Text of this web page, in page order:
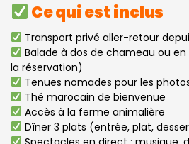
Ce qui est inclus
Transport privé aller-retour
Balade à dos de chameau ou
la réservation)
Tenues nomades pour les
Thé marocain de bienvenue
Accès à la ferme animalière
Dîner 3 plats (entrée, plat,